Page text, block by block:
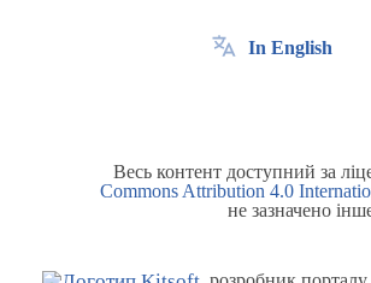
In English
Весь контент доступний за
Commons Attribution 4.0
не зазначено